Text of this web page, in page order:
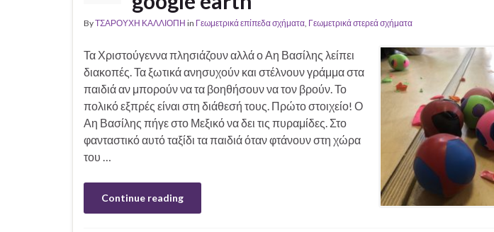
ByΤΣΑΡΟΥΧΗ ΚΑΛΛΙΟΠΗ in Γεωμετρικά επίπεδα σχήματα, Γεωμετρικά στερεά σχήματα
Τα Χριστούγεννα πλησιάζουν αλλά ο Αη Βασίλης λείπει
διακοπές. Τα ξωτικά ανησυχούν και στέλνουν γράμμα στα
παιδιά αν μπορούν να τα βοηθήσουν να τον βρούν. Το
πολικό εξπρές είναι στη διάθεσή τους. Πρώτο στοιχείο! Ο
Αη Βασίλης πήγε στο Μεξικό να δει τις πυραμίδες. Στο
φανταστικό αυτό ταξίδι τα παιδιά όταν φτάνουν στη χώρα
του …
Continue reading